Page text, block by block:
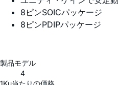
8ピンSOICパッケージ
8ピンPDIPパッケージ
製品モデル
4